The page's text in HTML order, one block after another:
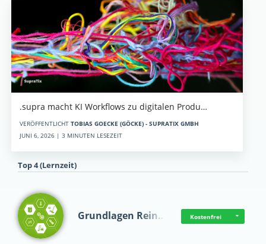
.supra macht KI Workflows zu digitalen Produ…
VERÖFFENTLICHT TOBIAS GOECKE (GÖCKE) - SUPRATIX GMBH
JUNI 6, 2026 | 3 MINUTEN LESEZEIT
Top 4 (Lernzeit)
Grundlagen Rein… Kostenfrei